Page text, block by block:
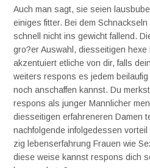
Auch man sagt, sie seien
einiges fitter. Bei dem
schnell nicht ins gewicht fallend.
gro?er Auswahl, diesseitigen
akzentuiert etliche von dir, falls
weiters respons es jedem
noch anschaffen kannst. Du
respons als junger Mannlicher
diesseitigen erfahreneren Damen
nachfolgende infolgedessen
zig lebenserfahrung Frauen wie
diese weise kannst respons dich